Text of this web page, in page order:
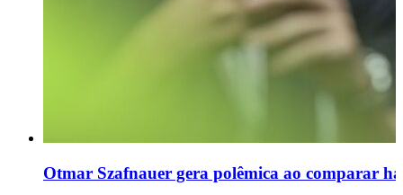
Otmar Szafnauer gera polêmica ao comparar